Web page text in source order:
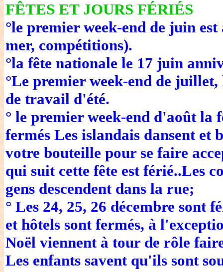
FÊTES ET JOURS FÉRIÉS
°le premier week-end de juin
mer, compétitions).
°la fête nationale le 17 juin
°Le premier week-end de juillet,
de travail d'été.
° le premier week-end d'août la
fermés Les islandais dansent
votre bouteille pour se faire
qui suit cette fête est férié..Les
gens descendent dans la rue;
° Les 24, 25, 26 décembre sont
et hôtels sont fermés, à
Noël viennent à tour de rôle
Les enfants savent qu'ils sont